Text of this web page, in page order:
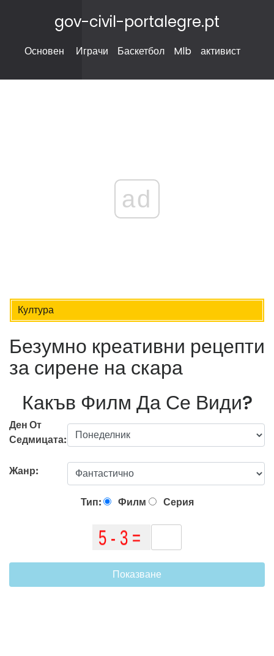
gov-civil-portalegre.pt
Основен Играчи Баскетбол Mlb активист
ad
Култура
Безумно креативни рецепти
за сирене на скара
Какъв Филм Да Се Види?
Ден От
Седмицата:
Жанр:
Тип: Филм Серия
Показване